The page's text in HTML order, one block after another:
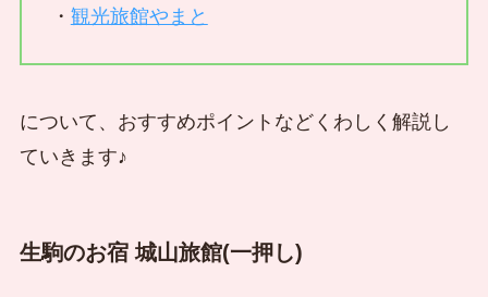
・ 観光旅館やまと
について、おすすめポイントなどくわしく解説し
ていきます♪
生駒のお宿 城山旅館(一押し)